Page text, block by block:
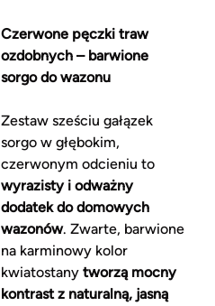
Czerwone pęczki traw
ozdobnych – barwione
sorgo do wazonu
Zestaw sześciu gałązek
sorgo w głębokim,
czerwonym odcieniu to
wyrazisty i odważny
dodatek do domowych
wazonów. Zwarte, barwione
na karminowy kolor
kwiatostany tworzą mocny
kontrast z naturalną, jasną